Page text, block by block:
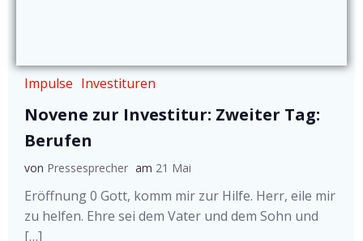
Impulse Investituren
Novene zur Investitur: Zweiter Tag:
Berufen
von Pressesprecher am 21 Mai
Eröffnung 0 Gott, komm mir zur Hilfe. Herr, eile mir
zu helfen. Ehre sei dem Vater und dem Sohn und
[…]